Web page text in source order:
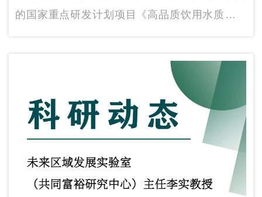
的国家重点研发计划项目《高品质饮用水质量控